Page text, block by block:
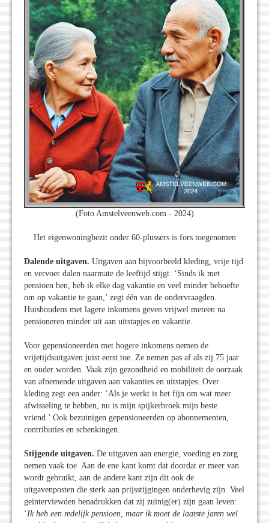
(Foto Amstelveenweb.com - 2024)
Het eigenwoningbezit onder 60-plussers is fors toegenomen
Dalende uitgaven. Uitgaven aan bijvoorbeeld kleding, vrije tijd
en vervoer dalen naarmate de leeftijd stijgt. ‘Sinds ik met
pensioen ben, heb ik elke dag vakantie en veel minder behoefte
om op vakantie te gaan,’ zegt één van de ondervraagden.
Huishoudens met lagere inkomens geven vrijwel meteen na
pensioneren minder uit aan uitstapjes en vakantie.
Voor gepensioneerden met hogere inkomens nemen de
vrijetijdsuitgaven juist eerst toe. Ze nemen pas af als zij 75 jaar
en ouder worden. Vaak zijn gezondheid en mobiliteit de oorzaak
van afnemende uitgaven aan vakanties en uitstapjes. Over
kleding zegt een ander: ‘Als je werkt is het fijn om wat meer
afwisseling te hebben, nu is mijn spijkerbroek mijn beste
vriend.’ Ook bezuinigen gepensioneerden op abonnementen,
contributies en schenkingen.
Stijgende uitgaven. De uitgaven aan energie, voeding en zorg
nemen vaak toe. Aan de ene kant komt dat doordat er meer van
wordt gebruikt, aan de andere kant zijn dit ook de
uitgavenposten die sterk aan prijsstijgingen onderhevig zijn. Veel
geïnterviewden benadrukken dat zij zuinig(er) zijn gaan leven:
‘Ik heb een redelijk pensioen, maar ik moet de laatste jaren wel